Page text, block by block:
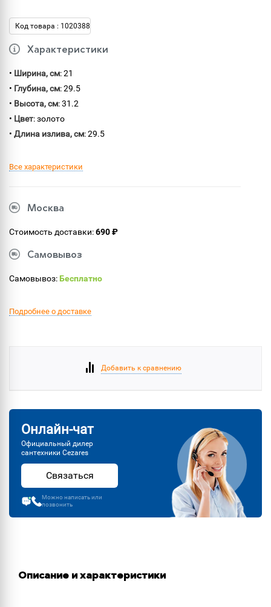
Код товара : 1020388
Характеристики
• Ширина, см: 21
• Глубина, см: 29.5
• Высота, см: 31.2
• Цвет: золото
• Длина излива, см: 29.5
Все характеристики
Москва
Стоимость доставки:690 ₽
Самовывоз
Самовывоз:Бесплатно
Подробнее о доставке
Добавить к сравнению
Онлайн-чат
Официальный дилер
сантехники Cezares
Связаться
Можно написать или
позвонить
Описание и характеристики